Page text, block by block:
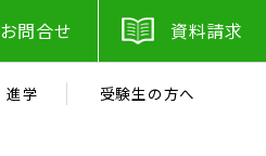
お問合せ 資料請求
進学 受験生の方へ